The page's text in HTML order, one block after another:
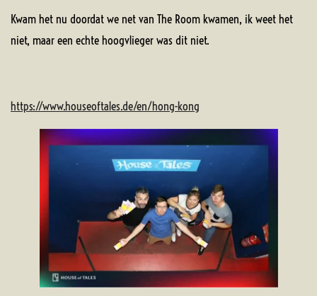
Kwam het nu doordat we net van The Room kwamen, ik weet het
niet, maar een echte hoogvlieger was dit niet.
https://www.houseoftales.de/en/hong-kong